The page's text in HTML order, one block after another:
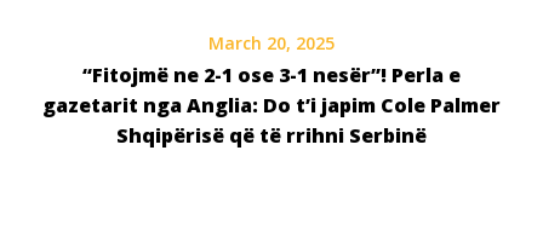
March 20, 2025
“Fitojmë ne 2-1 ose 3-1 nesër”! Perla e
gazetarit nga Anglia: Do t’i japim Cole Palmer
Shqipërisë që të rrihni Serbinë